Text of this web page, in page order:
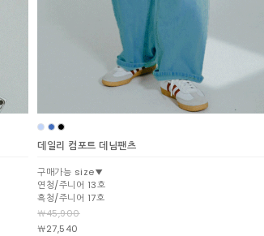
데일리 컴포트 데님팬츠
구매가능 size▼
연청/주니어 13호
흑청/주니어 17호
￦45,900
￦27,540